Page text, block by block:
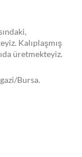
Kalıplaşmış
üretmekteyiz.
Bursa.